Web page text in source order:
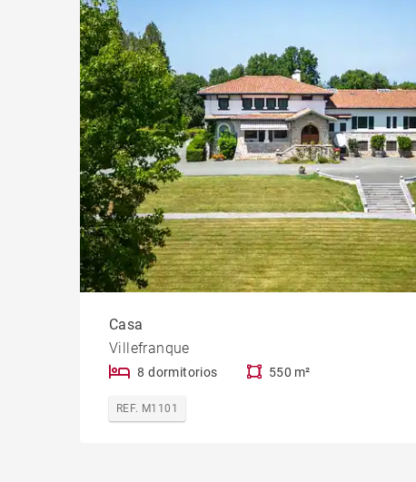
Casa
Villefranque
8 dormitorios 550 m²
REF. M1101